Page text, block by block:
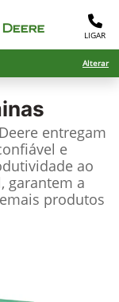
LIGAR
Alterar
entregam
e
ao
garantem a
produtos